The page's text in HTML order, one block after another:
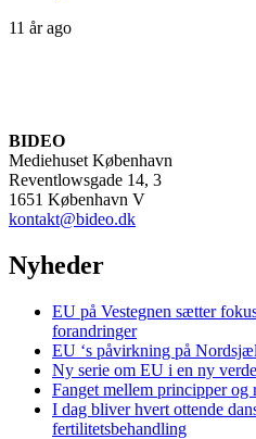
11 år ago
BIDEO
Mediehuset København
Reventlowsgade 14, 3
1651 København V
kontakt@bideo.dk
Nyheder
EU på Vestegnen sætter
forandringer
EU ‘s påvirkning på
Ny serie om EU i en ny
Fanget mellem principper og
I dag bliver hvert ottende
fertilitetsbehandling